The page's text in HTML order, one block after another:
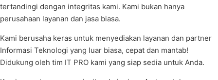
tertandingi dengan integritas kami. Kami bukan hanya
perusahaan layanan dan jasa biasa.
Kami berusaha keras untuk menyediakan layanan dan partner
Informasi Teknologi yang luar biasa, cepat dan mantab!
Didukung oleh tim IT PRO kami yang siap sedia untuk Anda.